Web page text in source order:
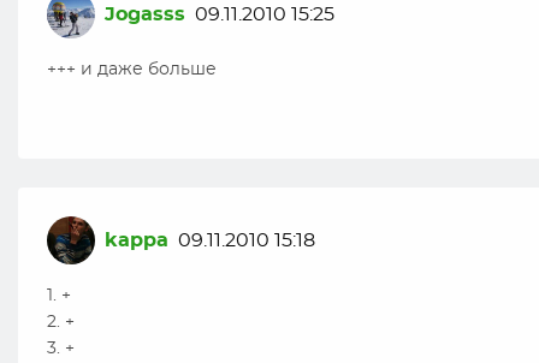
Jogasss 09.11.2010 15:25
+++ и даже больше
kappa 09.11.2010 15:18
1. +
2. +
3. +